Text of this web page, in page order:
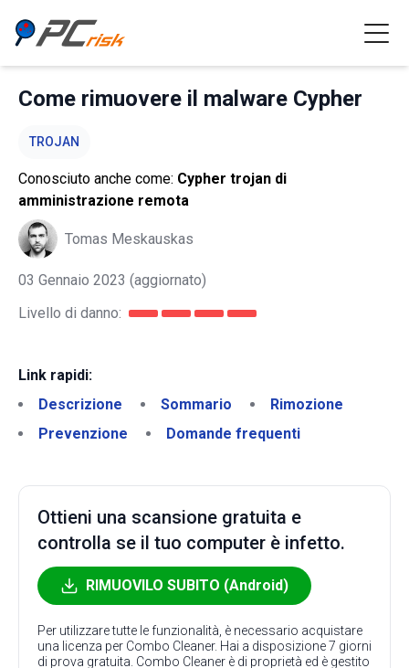
Come rimuovere il malware Cypher
TROJAN
Conosciuto anche come: Cypher trojan di
amministrazione remota
Tomas Meskauskas
03 Gennaio 2023 (aggiornato)
Livello di danno:
Link rapidi:
Descrizione
Sommario
Rimozione
Prevenzione
Domande frequenti
Ottieni una scansione gratuita e
controlla se il tuo computer è infetto.
RIMUOVILO SUBITO (Android)
Per utilizzare tutte le funzionalità, è necessario acquistare
una licenza per Combo Cleaner. Hai a disposizione 7 giorni
di prova gratuita. Combo Cleaner è di proprietà ed è gestito